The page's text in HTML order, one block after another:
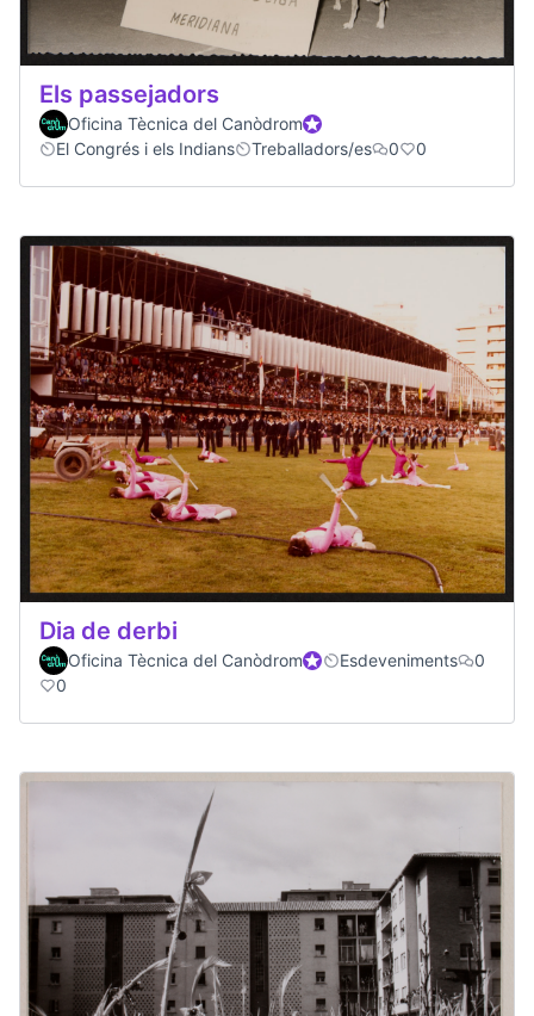
Els passejadors
Oficina Tècnica del CanòdromOfficial participant
El Congrés i els Indians
Treballadors/es 0 0
Dia de derbi
Oficina Tècnica del CanòdromOfficial participant
Esdeveniments
0
0